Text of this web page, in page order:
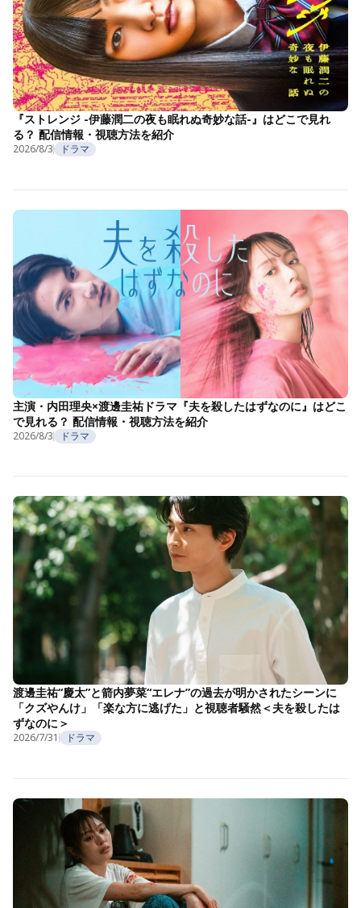
『ストレンジ -伊藤潤二の夜も眠れぬ奇妙な話-』はどこで見れ
る？ 配信情報・視聴方法を紹介
2026/8/3 ドラマ
主演・内田理央×渡邊圭祐ドラマ『夫を殺したはずなのに』はどこ
で見れる？ 配信情報・視聴方法を紹介
2026/8/3 ドラマ
渡邊圭祐“慶太”と箭内夢菜“エレナ”の過去が明かされたシーンに
「クズやんけ」「楽な方に逃げた」と視聴者騒然＜夫を殺したは
ずなのに＞
2026/7/31 ドラマ